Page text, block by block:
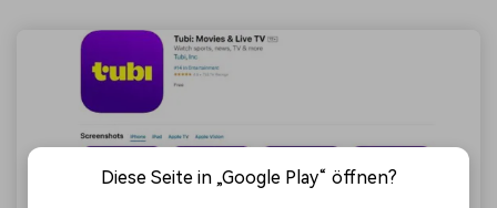
Diese Seite in „Google Play“ öffnen?